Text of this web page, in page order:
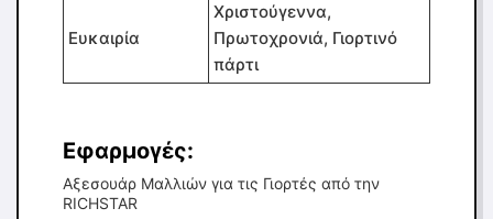
Ευκαιρία
Χριστούγεννα,
Πρωτοχρονιά, Γιορτινό
πάρτι
Εφαρμογές:
Αξεσουάρ Μαλλιών για τις Γιορτές από την
RICHSTAR